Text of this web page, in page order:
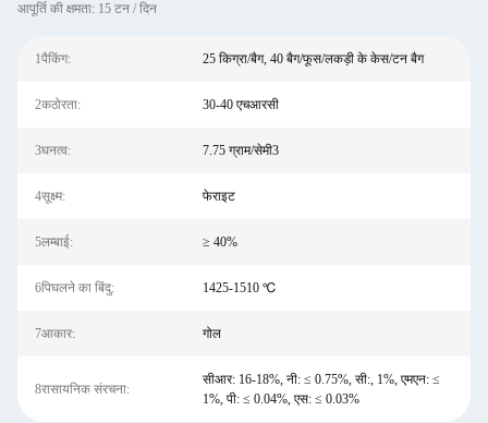
आपूर्ति की क्षमता: 15 टन / दिन
1पैकिंग: 25 किग्रा/बैग, 40 बैग/फूस/लकड़ी के केस/टन बैग
2कठोरता: 30-40 एचआरसी
3घनत्व: 7.75 ग्राम/सेमी3
4सूक्ष्म: फेराइट
5लम्बाई: ≥ 40%
6पिघलने का बिंदु: 1425-1510 ℃
7आकार: गोल
8रासायनिक संरचना:
सीआर: 16-18%, नी: ≤ 0.75%, सी:, 1%, एमएन: ≤
1%, पी: ≤ 0.04%, एस: ≤ 0.03%